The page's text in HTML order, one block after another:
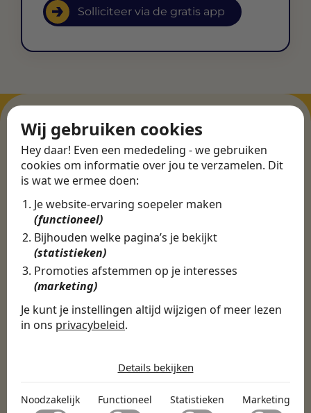
Wij gebruiken cookies
Hey daar! Even een mededeling - we gebruiken
cookies om informatie over jou te verzamelen. Dit
is wat we ermee doen:
Je website-ervaring soepeler maken
(functioneel)
Bijhouden welke pagina’s je bekijkt
(statistieken)
Promoties afstemmen op je interesses
(marketing)
Je kunt je instellingen altijd wijzigen of meer lezen
in ons privacybeleid.
Noodzakelijk
Noodzakelijke cookies helpen een website bruikbaar te
Details bekijken
Noodzakelijk Functioneel Statistieken Marketing
Solliciteer via de gratis app
ERVARINGEN
Martijn vond een
nieuwe baan bij
CBEE
Door Swipe4Work heb ik op een hele
makkelijke, laagdrempelige manier eigenlijk
een hele leuke nieuwe baan gevonden. Met heel
veel nieuwe uitdagingen!
Certinia Consultant